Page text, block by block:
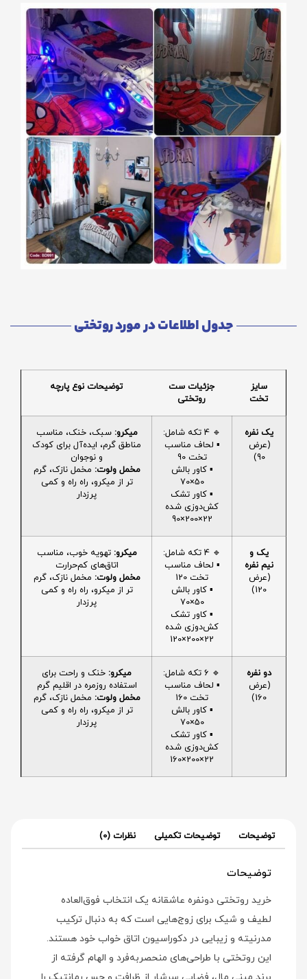
جدول اطلاعات در مورد روتختی
سایز
تخت
جزئیات ست
روتختی
توضیحات نوع پارچه
یک نفره
(عرض
90)
🔹 4 تکه شامل:
▪️ لحاف مناسب
تخت 90
▪️ کاور بالش
50×70
▪️ کاور تشک
کش‌دوزی شده
22×200×90
میکرو: سبک، خنک، مناسب
مناطق گرم، ایده‌آل برای کودک
و نوجوان
مخمل ولوت: مخمل نازک، گرم
تر از میکرو، راه راه و کمی
پرزدار
یک و
نیم نفره
(عرض
120)
🔹 4 تکه شامل:
▪️ لحاف مناسب
تخت 120
▪️ کاور بالش
50×70
▪️ کاور تشک
کش‌دوزی شده
22×200×120
میکرو: تهویه خوب، مناسب
اتاق‌های کم‌حرارت
مخمل ولوت: مخمل نازک، گرم
تر از میکرو، راه راه و کمی
پرزدار
دو نفره
(عرض
160)
🔹 6 تکه شامل:
▪️ لحاف مناسب
تخت 160
▪️ کاور بالش
50×70
▪️ کاور تشک
کش‌دوزی شده
22×200×160
میکرو: خنک و راحت برای
استفاده روزمره در اقلیم گرم
مخمل ولوت: مخمل نازک، گرم
تر از میکرو، راه راه و کمی
پرزدار
توضیحات توضیحات تکمیلی نظرات (0)
توضیحات
خرید روتختی دونفره عاشقانه یک انتخاب فوق‌العاده
لطیف و شیک برای زوج‌هایی است که به دنبال ترکیب
مدرنیته و زیبایی در دکوراسیون اتاق خواب خود هستند.
این روتختی با طراحی‌های منحصربه‌فرد و الهام گرفته از